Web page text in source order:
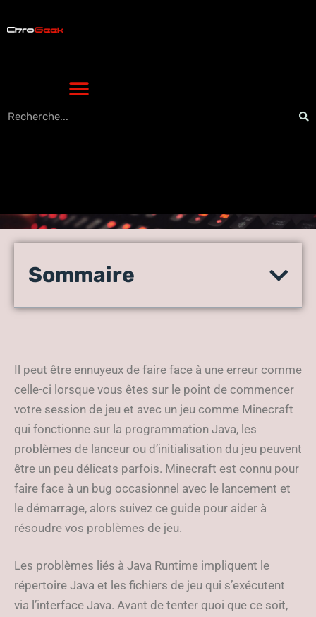
résoudre l’erreur
l’exécution de Java »
Sommaire
Il peut être ennuyeux de faire face à une erreur comme
celle-ci lorsque vous êtes sur le point de commencer
votre session de jeu et avec un jeu comme Minecraft
qui fonctionne sur la programmation Java, les
problèmes de lanceur ou d’initialisation du jeu peuvent
être un peu délicats parfois. Minecraft est connu pour
faire face à un bug occasionnel avec le lancement et
le démarrage, alors suivez ce guide pour aider à
résoudre vos problèmes de jeu.
Les problèmes liés à Java Runtime impliquent le
répertoire Java et les fichiers de jeu qui s’exécutent
via l’interface Java. Avant de tenter quoi que ce soit,